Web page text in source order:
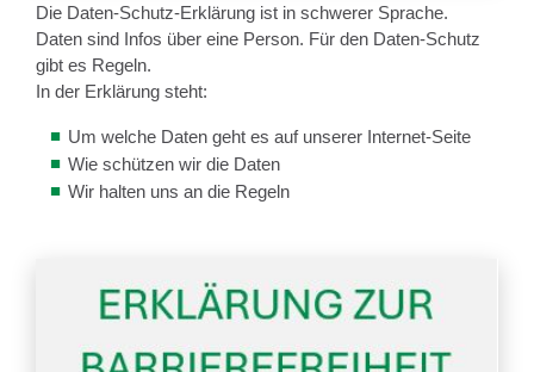
Die Daten-Schutz-Erklärung ist in schwerer Sprache.
Daten sind Infos über eine Person. Für den Daten-Schutz
gibt es Regeln.
In der Erklärung steht:
Um welche Daten geht es auf unserer Internet-Seite
Wie schützen wir die Daten
Wir halten uns an die Regeln